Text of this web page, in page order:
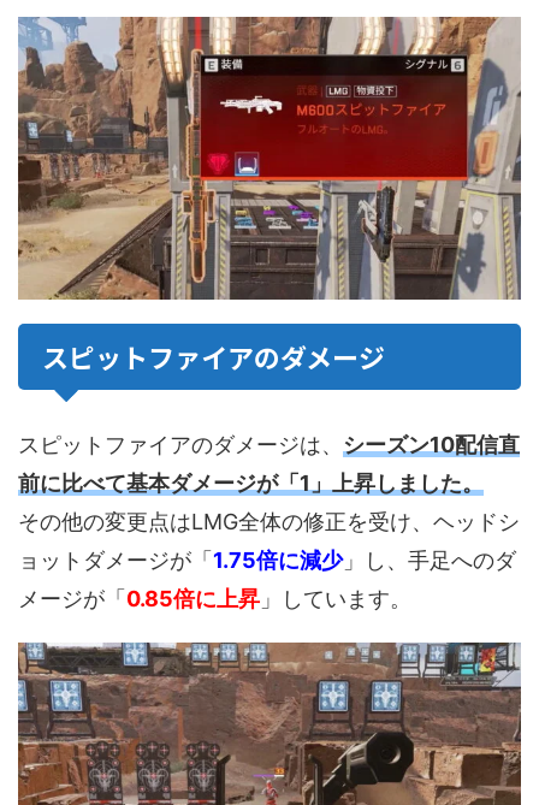
スピットファイアのダメージ
スピットファイアのダメージは、 シーズン10配信直
前に比べて基本ダメージが「1」上昇しました。
その他の変更点はLMG全体の修正を受け、ヘッドシ
ョットダメージが「 1.75倍に減少」し、手足へのダ
メージが「 0.85倍に上昇 」しています。